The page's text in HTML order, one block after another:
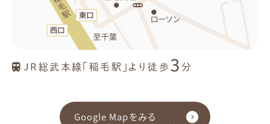
JR総武本線「稲毛駅」より徒歩 3分
Google Mapをみる